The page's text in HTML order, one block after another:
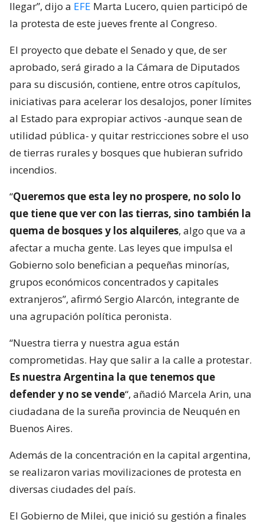
llegar”, dijo a EFE Marta Lucero, quien participó de
la protesta de este jueves frente al Congreso.
El proyecto que debate el Senado y que, de ser
aprobado, será girado a la Cámara de Diputados
para su discusión, contiene, entre otros capítulos,
iniciativas para acelerar los desalojos, poner límites
al Estado para expropiar activos -aunque sean de
utilidad pública- y quitar restricciones sobre el uso
de tierras rurales y bosques que hubieran sufrido
incendios.
“Queremos que esta ley no prospere, no solo lo
que tiene que ver con las tierras, sino también la
quema de bosques y los alquileres, algo que va a
afectar a mucha gente. Las leyes que impulsa el
Gobierno solo benefician a pequeñas minorías,
grupos económicos concentrados y capitales
extranjeros”, afirmó Sergio Alarcón, integrante de
una agrupación política peronista.
“Nuestra tierra y nuestra agua están
comprometidas. Hay que salir a la calle a protestar.
Es nuestra Argentina la que tenemos que
defender y no se vende“, añadió Marcela Arin, una
ciudadana de la sureña provincia de Neuquén en
Buenos Aires.
Además de la concentración en la capital argentina,
se realizaron varias movilizaciones de protesta en
diversas ciudades del país.
El Gobierno de Milei, que inició su gestión a finales